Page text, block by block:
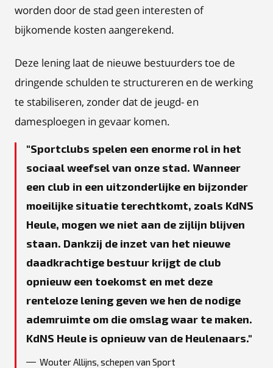
worden door de stad geen interesten of
bijkomende kosten aangerekend.
Deze lening laat de nieuwe bestuurders toe de
dringende schulden te structureren en de werking
te stabiliseren, zonder dat de jeugd- en
damesploegen in gevaar komen.
Sportclubs spelen een enorme rol in het
sociaal weefsel van onze stad. Wanneer
een club in een uitzonderlijke en bijzonder
moeilijke situatie terechtkomt, zoals KdNS
Heule, mogen we niet aan de zijlijn blijven
staan. Dankzij de inzet van het nieuwe
daadkrachtige bestuur krijgt de club
opnieuw een toekomst en met deze
renteloze lening geven we hen de nodige
ademruimte om die omslag waar te maken.
KdNS Heule is opnieuw van de Heulenaars.
Wouter Allijns, schepen van Sport